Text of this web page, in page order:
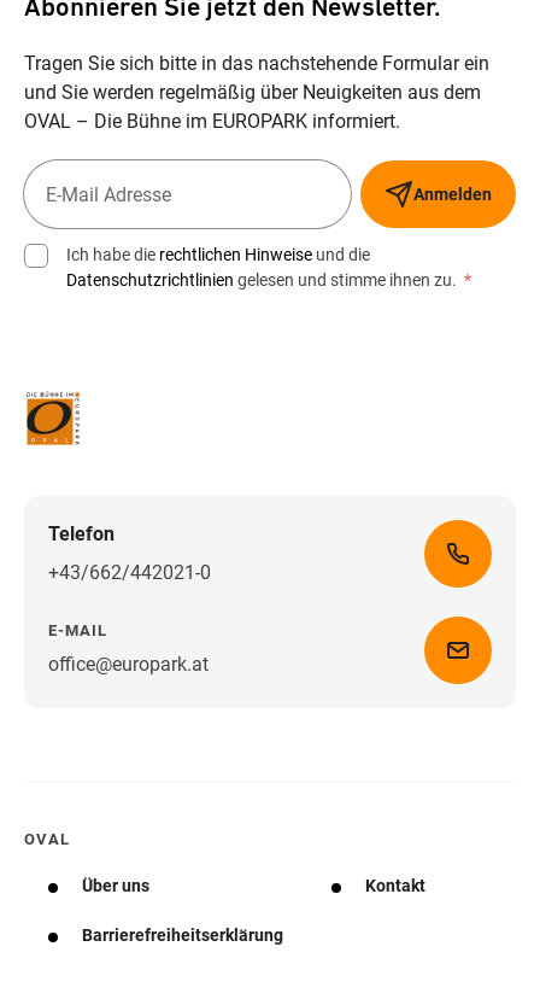
Abonnieren Sie jetzt den Newsletter.
Tragen Sie sich bitte in das nachstehende Formular ein
und Sie werden regelmäßig über Neuigkeiten aus dem
OVAL – Die Bühne im EUROPARK informiert.
Anmelden
Ich habe die rechtlichen Hinweise und die
Datenschutzrichtlinien gelesen und stimme ihnen zu. *
Telefon
+43/662/442021-0
E-MAIL
office@europark.atWegbeschreibung erhalten
OVAL
Über uns Kontakt
Barrierefreiheitserklärung